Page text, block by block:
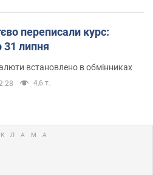
переписали курс:
31 липня
встановлено в обмінниках
4,6 т.